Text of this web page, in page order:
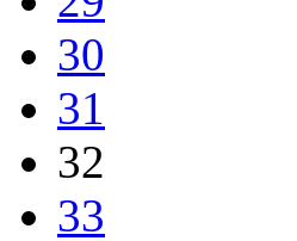
30
31
32
33